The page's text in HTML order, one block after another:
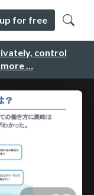
control
…
for free